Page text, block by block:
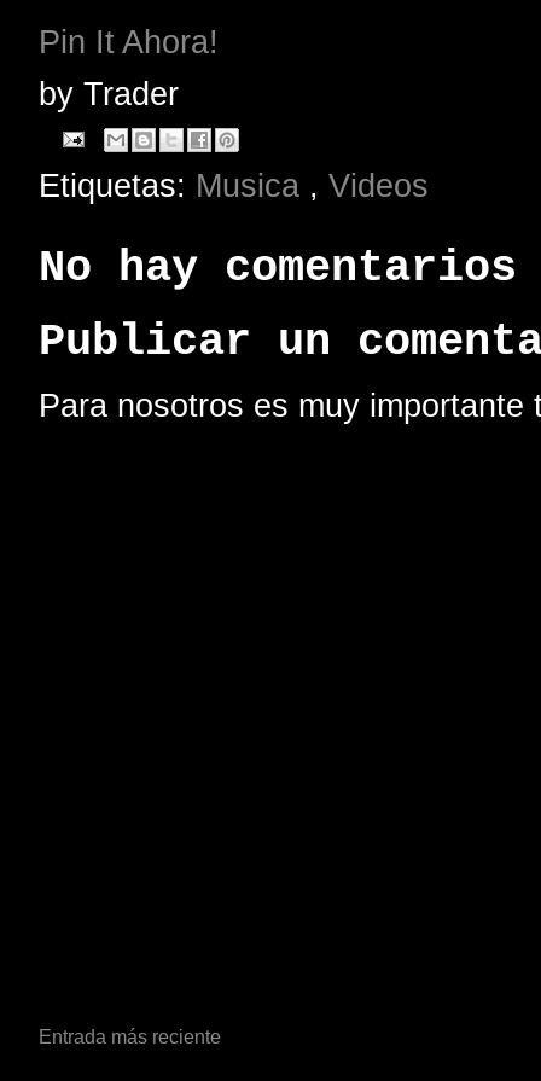
Pin It Ahora!
by Trader
Etiquetas: Musica , Videos
No hay
Publicar un
Para nosotros es muy
Entrada más reciente